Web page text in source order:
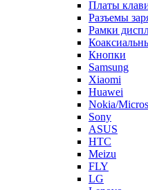
Платы
Разъемы
Рамки
Кнопки
Samsung
Xiaomi
Huawei
Nokia/
Sony
ASUS
HTC
Meizu
FLY
LG